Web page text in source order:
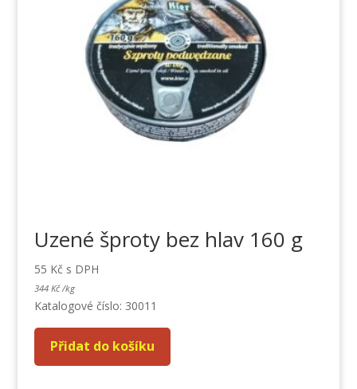
Uzené šproty bez hlav 160 g
55 Kč s DPH
344 Kč /kg
Katalogové číslo: 30011
Přidat do košíku